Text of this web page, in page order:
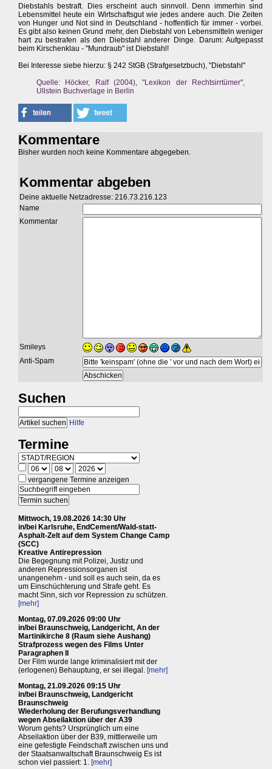
Diebstahls bestraft. Dies erscheint auch sinnvoll. Denn immerhin sind
Lebensmittel heute ein Wirtschaftsgut wie jedes andere auch. Die Zeiten
von Hunger und Not sind in Deutschland - hoffentlich für immer - vorbei.
Es gibt also keinen Grund mehr, den Diebstahl von Lebensmitteln weniger
hart zu bestrafen als den Diebstahl anderer Dinge. Darum: Aufgepasst
beim Kirschenklau - "Mundraub" ist Diebstahl!
Bei Interesse siebe hierzu: § 242 StGB (Strafgesetzbuch), "Diebstahl"
Quelle: Höcker, Ralf (2004), "Lexikon der Rechtsirrtümer",
Ullstein Buchverlage in Berlin
Kommentare
Bisher wurden noch keine Kommentare abgegeben.
Kommentar abgeben
Deine aktuelle Netzadresse: 216.73.216.123
Name
Kommentar
Smileys
Anti-Spam
Suchen
Hilfe
Termine
vergangene Termine anzeigen
Mittwoch, 19.08.2026 14:30 Uhr
in/bei Karlsruhe, EndCement/Wald-statt-
Asphalt-Zelt auf dem System Change Camp
(SCC)
Kreative Antirepression
Die Begegnung mit Polizei, Justiz und
anderen Repressionsorganen ist
unangenehm - und soll es auch sein, da es
um Einschüchterung und Strafe geht. Es
macht Sinn, sich vor Repression zu schützen.
[mehr]
Montag, 07.09.2026 09:00 Uhr
in/bei Braunschweig, Landgericht, An der
Martinikirche 8 (Raum siehe Aushang)
Strafprozess wegen des Films Unter
Paragraphen II
Der Film wurde lange kriminalisiert mit der
(erlogenen) Behauptung, er sei illegal. [mehr]
Montag, 21.09.2026 09:15 Uhr
in/bei Braunschweig, Landgericht
Braunschweig
Wiederholung der Berufungsverhandlung
wegen Abseilaktion über der A39
Worum gehts? Ursprünglich um eine
Abseilaktion über der B39, mittlerweile um
eine gefestigte Feindschaft zwischen uns und
der Staatsanwaltschaft Braunschweig Es ist
schon viel passiert: 1. [mehr]